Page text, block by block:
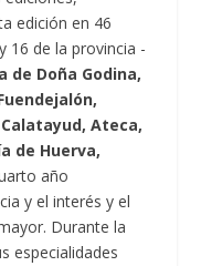
edición en 46
16 de la provincia -
de Doña Godina,
Ateca,
de Huerva,
año
y el interés y el
Durante la
especialidades